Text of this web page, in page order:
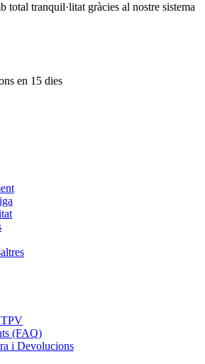
total tranquil·litat gràcies al nostre sistema
en 15 dies
TPV
(FAQ)
i Devolucions